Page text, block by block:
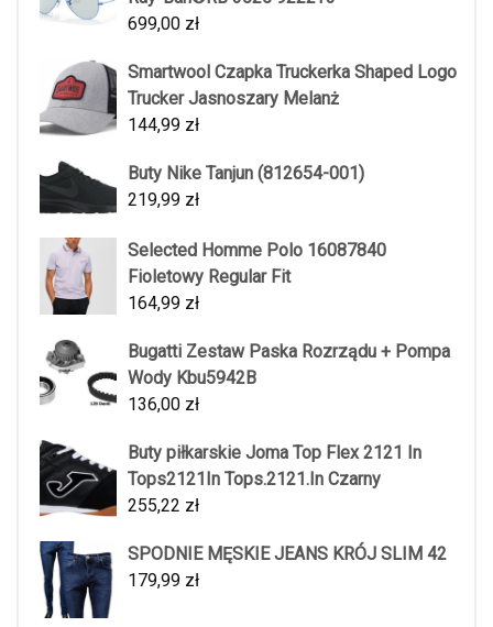
699,00 zł
Smartwool Czapka Truckerka Shaped Logo
Trucker Jasnoszary Melanż
144,99 zł
Buty Nike Tanjun (812654-001)
219,99 zł
Selected Homme Polo 16087840
Fioletowy Regular Fit
164,99 zł
Bugatti Zestaw Paska Rozrządu + Pompa
Wody Kbu5942B
136,00 zł
Buty piłkarskie Joma Top Flex 2121 In
Tops2121In Tops.2121.In Czarny
255,22 zł
SPODNIE MĘSKIE JEANS KRÓJ SLIM 42
179,99 zł